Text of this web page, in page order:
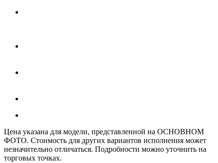
Цена указана для модели, представленной на ОСНОВНОМ
ФОТО. Стоимость для других вариантов исполнения может
незначительно отличаться. Подробности можно уточнить на
торговых точках.